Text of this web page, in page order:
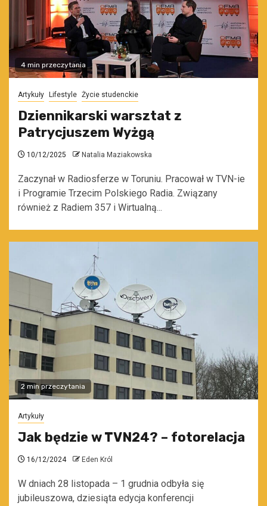
4 min przeczytania
Artykuły Lifestyle Życie studenckie
Dziennikarski warsztat z
Patrycjuszem Wyżgą
10/12/2025 Natalia Maziakowska
Zaczynał w Radiosferze w Toruniu. Pracował w TVN-ie
i Programie Trzecim Polskiego Radia. Związany
również z Radiem 357 i Wirtualną...
2 min przeczytania
Artykuły
Jak będzie w TVN24? – fotorelacja
16/12/2024 Eden Król
W dniach 28 listopada – 1 grudnia odbyła się
jubileuszowa, dziesiąta edycja konferencji